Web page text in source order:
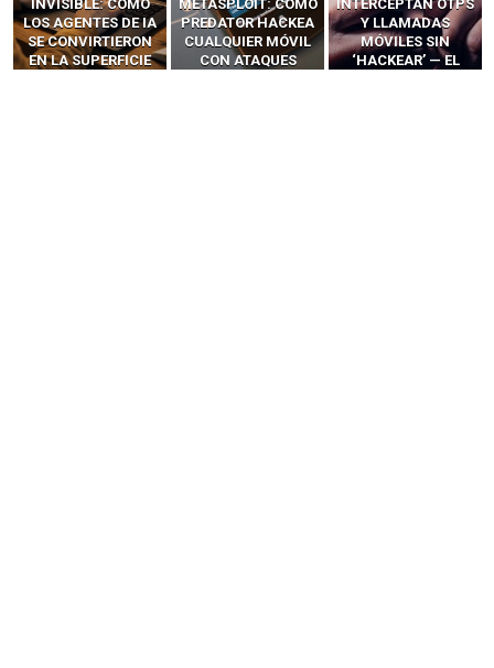
INVISIBLE: CÓMO
LOS AGENTES DE IA
SE CONVIRTIERON
EN LA SUPERFICIE
METASPLOIT: CÓMO
PREDATOR HACKEA
CUALQUIER MÓVIL
CON ATAQUES
INTERCEPTAN OTPS
Y LLAMADAS
MÓVILES SIN
‘HACKEAR’ — EL